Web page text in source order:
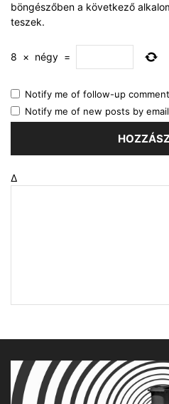
böngészőben a következő
teszek.
8 × négy =
Notify me of follow-up
Notify me of new posts by
Δ